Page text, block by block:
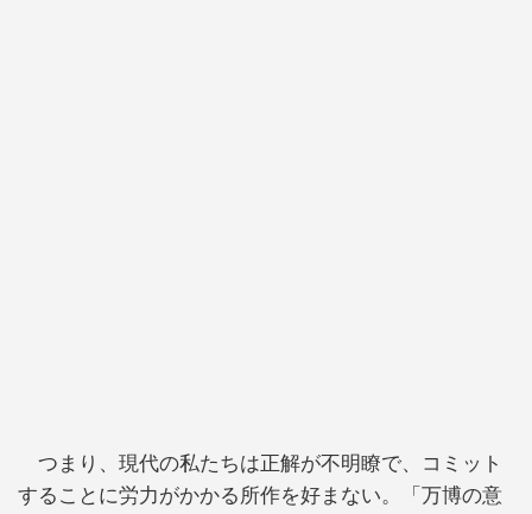
つまり、現代の私たちは正解が不明瞭で、コミット
することに労力がかかる所作を好まない。「万博の意